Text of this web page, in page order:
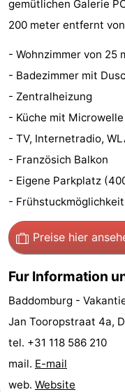
Sehen
tun
Museen
Denkmäler
Mühlen
Leuchtturme
Aussichtspunkte
Attraktionen
-
Spielplätze
-
Indoor-
-
Minigolfplätze
Wellness-
gemütlichen Galerie
200 meter entfernt
- Wohnzimmer von 25
- Badezimmer mit
- Zentralheizung
- Küche mit
- TV, Internetradio,
- Französich Balkon
- Eigene Parkplatz
-
Preise hier
Fur Information
Baddomburg -
Jan Tooropstraat 4a,
tel. +31 118 586 210
mail. E-mail
web. Website